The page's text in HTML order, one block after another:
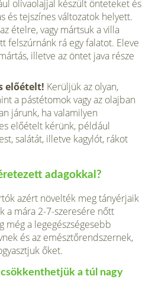
olívaolajjal készült önteteket és
és tejszínes változatok helyett.
ételre, vagy mártsuk a villa
felszúrnánk rá egy falatot. Eleve
illetve az öntet java része
előételt! Kerüljük az olyan,
a pástétomok vagy az olajban
já­runk, ha valamilyen
előételt kérünk, például
salátát, illetve kagylót, rákot
adagokkal?
azért növelték meg tányérjaik
a mára 2-7-szeresére nőtt
még a legegészségesebb
és az emésztőrendszernek,
őket.
a túl nagy